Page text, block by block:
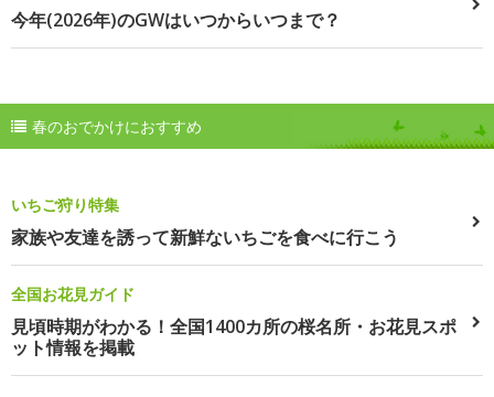
今年(2026年)のGWはいつからいつまで？
春のおでかけにおすすめ
いちご狩り特集
家族や友達を誘って新鮮ないちごを食べに行こう
全国お花見ガイド
見頃時期がわかる！全国1400カ所の桜名所・お花見スポ
ット情報を掲載